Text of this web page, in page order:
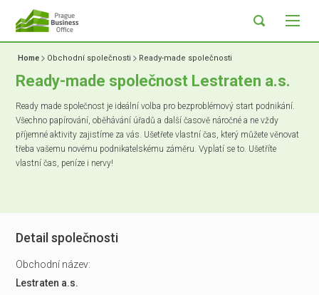
Home Obchodní společnosti Ready-made společnosti
Ready-made společnost Lestraten a.s.
Ready made společnost je ideální volba pro bezproblémový start podnikání.
Všechno papírování, oběhávání úřadů a další časově náročné a ne vždy
příjemné aktivity zajistíme za vás. Ušetřete vlastní čas, který můžete věnovat
třeba vašemu novému podnikatelskému záměru. Vyplatí se to. Ušetříte
vlastní čas, peníze i nervy!
Detail společnosti
Obchodní název:
Lestraten a.s.